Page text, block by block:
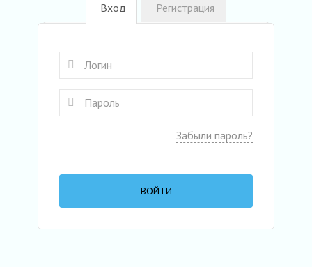
Вход Регистрация
Забыли пароль?
ВОЙТИ